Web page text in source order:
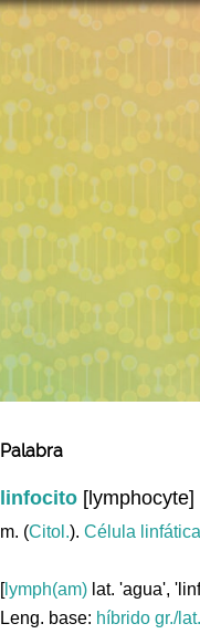
Palabra
linfocito [lymphocyte]
m. (Citol.). Célula linfática
[lymph(am) lat. 'agua',
Leng. base: híbrido gr./lat.